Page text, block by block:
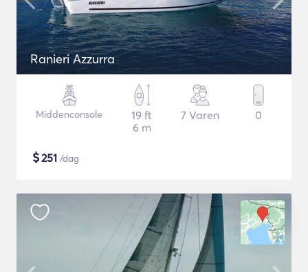
Ranieri Azzurra
Middenconsole
19 ft
6 m
7 Varen 0
$251 /dag